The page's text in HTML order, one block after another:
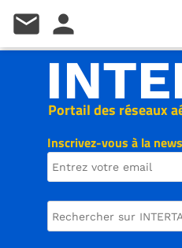
Inscrivez-vous à la
Portail des réseaux
mail person